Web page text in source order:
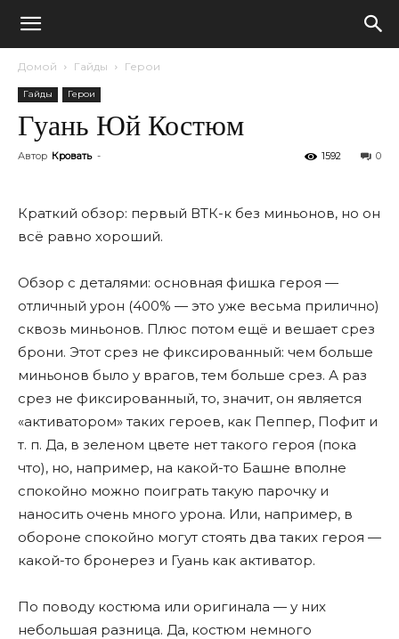
Домой Гайды Герои
Гайды Герои
Гуань Юй Костюм
Автор Кровать - 0
1592
Краткий обзор: первый ВТК-к без миньонов, но он
всë равно хороший.
Обзор с деталями: основная фишка героя —
отличный урон (400% — это уже весьма прилично)
сквозь миньонов. Плюс потом ещё и вешает срез
брони. Этот срез не фиксированный: чем больше
миньонов было у врагов, тем больше срез. А раз
срез не фиксированный, то, значит, он является
«активатором» таких героев, как Пеппер, Пофит и
т. п. Да, в зеленом цвете нет такого героя (пока
что), но, например, на какой-то Башне вполне
спокойно можно поиграть такую парочку и
наносить очень много урона. Или, например, в
обороне спокойно могут стоять два таких героя —
какой-то бронерез и Гуань как активатор.
По поводу костюма или оригинала — у них
небольшая разница. Да, костюм немного